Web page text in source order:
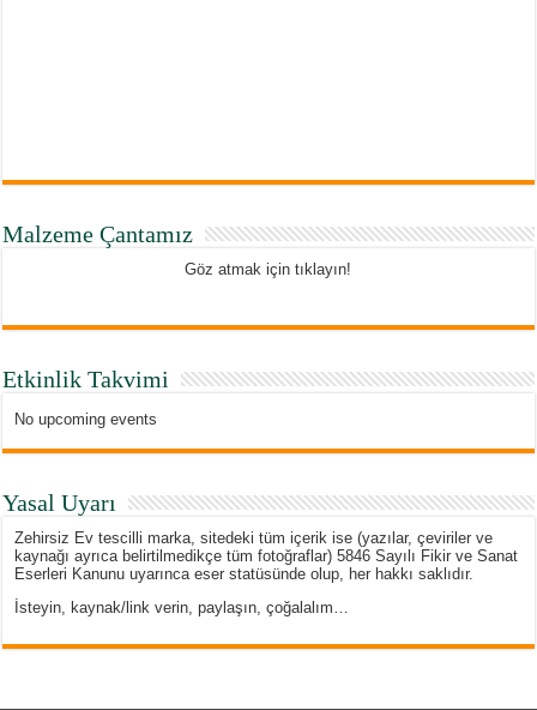
Malzeme Çantamız
Göz atmak için tıklayın!
Etkinlik Takvimi
No upcoming events
Yasal Uyarı
Zehirsiz Ev tescilli marka, sitedeki tüm içerik ise (yazılar, çeviriler ve
kaynağı ayrıca belirtilmedikçe tüm fotoğraflar) 5846 Sayılı Fikir ve Sanat
Eserleri Kanunu uyarınca eser statüsünde olup, her hakkı saklıdır.
İsteyin, kaynak/link verin, paylaşın, çoğalalım…